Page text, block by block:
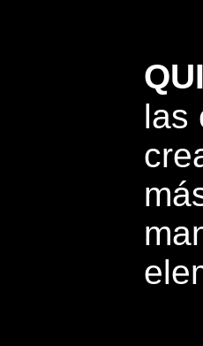
las